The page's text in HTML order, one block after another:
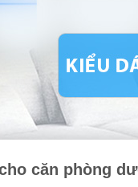
căn phòng